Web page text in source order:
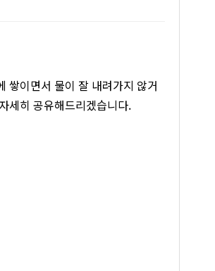
쌓이면서 물이 잘 내려가지 않거
세히 공유해드리겠습니다.